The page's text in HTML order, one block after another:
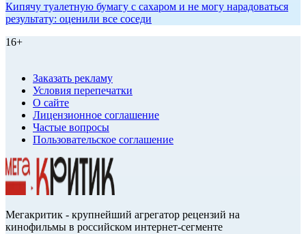
Кипячу туалетную бумагу с сахаром и не могу нарадоваться
результату: оценили все соседи
16+
Заказать рекламу
Условия перепечатки
О сайте
Лицензионное соглашение
Частые вопросы
Пользовательское соглашение
Мегакритик - крупнейший агрегатор рецензий на
кинофильмы в российском интернет-сегменте